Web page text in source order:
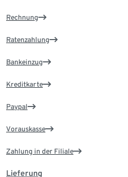
Rechnung
Ratenzahlung
Bankeinzug
Kreditkarte
Paypal
Vorauskasse
Zahlung in der Filiale
Lieferung